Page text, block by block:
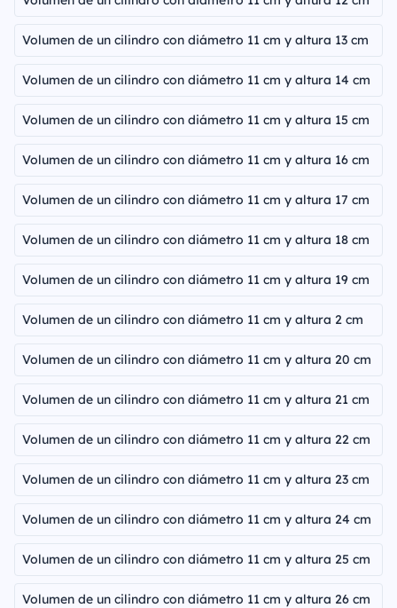
Volumen de un cilindro con diámetro 11 cm y altura 13 cm
Volumen de un cilindro con diámetro 11 cm y altura 14 cm
Volumen de un cilindro con diámetro 11 cm y altura 15 cm
Volumen de un cilindro con diámetro 11 cm y altura 16 cm
Volumen de un cilindro con diámetro 11 cm y altura 17 cm
Volumen de un cilindro con diámetro 11 cm y altura 18 cm
Volumen de un cilindro con diámetro 11 cm y altura 19 cm
Volumen de un cilindro con diámetro 11 cm y altura 2 cm
Volumen de un cilindro con diámetro 11 cm y altura 20 cm
Volumen de un cilindro con diámetro 11 cm y altura 21 cm
Volumen de un cilindro con diámetro 11 cm y altura 22 cm
Volumen de un cilindro con diámetro 11 cm y altura 23 cm
Volumen de un cilindro con diámetro 11 cm y altura 24 cm
Volumen de un cilindro con diámetro 11 cm y altura 25 cm
Volumen de un cilindro con diámetro 11 cm y altura 26 cm